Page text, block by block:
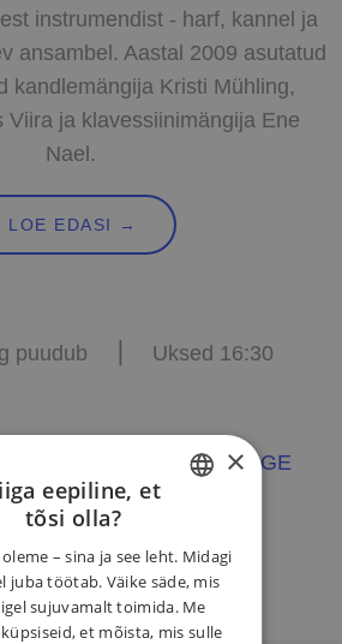
instrumendist - harf, kannel ja
ansambel. Aastal 2009 asutatud
kandlemängija Kristi Mühling,
Viira ja klavessiinimängija Ene
Nael.
LOE EDASI →
puudub ⎜ Uksed 16:30
FACEBOOK PAGE
VEEBILEHT
ENGLISH
×
eepiline, et
tõsi olla?
– sina ja see leht. Midagi
juba töötab. Väike säde, mis
sujuvamalt toimida. Me
et mõista, mis sulle